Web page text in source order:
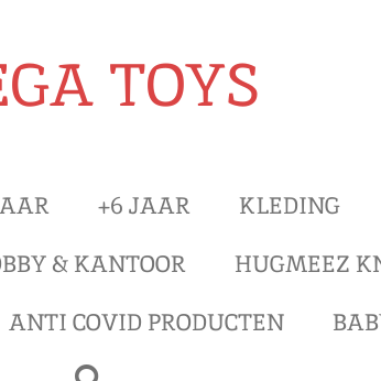
TOYS
+6 JAAR KLEDING
& KANTOOR
HUGMEEZ
ANTI COVID PRODUCTEN